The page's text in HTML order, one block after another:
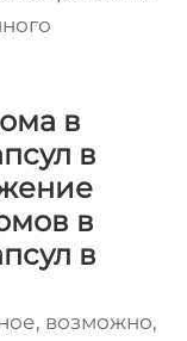
в
в
в
в
возможно,